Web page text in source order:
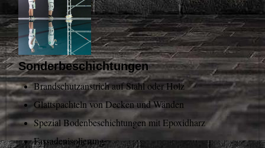
Sonderbeschichtungen
Brandschutzanstrich auf Stahl oder Holz
Glattspachteln von Decken und Wänden
Spezial Bodenbeschichtungen mit Epoxidharz
Fassadenisolierung